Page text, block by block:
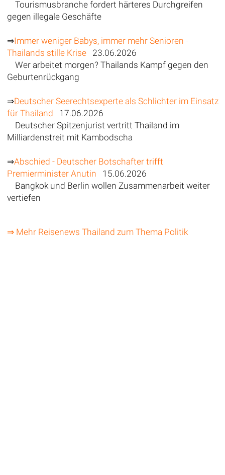
Tourismusbranche fordert härteres Durchgreifen
gegen illegale Geschäfte
⇒Immer weniger Babys, immer mehr Senioren -
Thailands stille Krise23.06.2026
Wer arbeitet morgen? Thailands Kampf gegen den
Geburtenrückgang
⇒Deutscher Seerechtsexperte als Schlichter im Einsatz
für Thailand 17.06.2026
Deutscher Spitzenjurist vertritt Thailand im
Milliardenstreit mit Kambodscha
⇒Abschied - Deutscher Botschafter trifft
Premierminister Anutin 15.06.2026
Bangkok und Berlin wollen Zusammenarbeit weiter
vertiefen
⇒ Mehr Reisenews Thailand zum Thema Politik